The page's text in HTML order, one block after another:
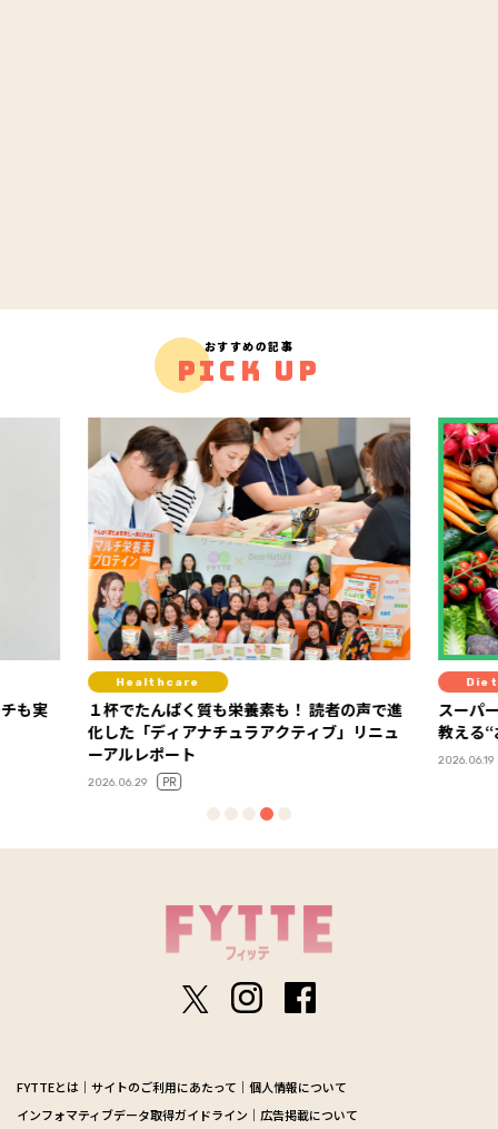
おすすめの記事
PICK UP
も実
Healthcare
１杯でたんぱく質も栄養素も！ 読者の声で進
化した「ディアナチュラアクティブ」リニュ
ーアルレポート
2026.06.29 PR
Diet
スーパ
教える
2026.06.19
FYTTEとは サイトのご利用にあたって
個人情報について
インフォマティブデータ取得ガイドライン
広告掲載について